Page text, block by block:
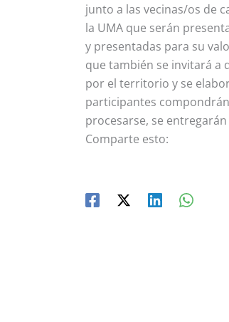
junto a las vecinas/os de
la UMA que serán
y presentadas para su
que también se invitará a
por el territorio y se
participantes
procesarse, se entregarán
Comparte esto: